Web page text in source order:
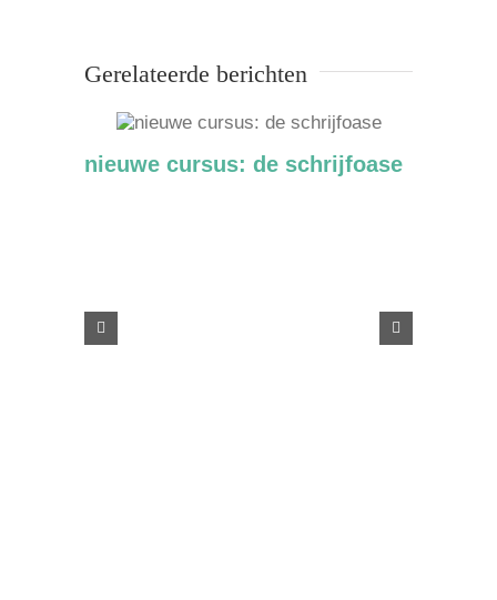
Gerelateerde berichten
nieuwe cursus: de schrijfoase